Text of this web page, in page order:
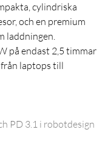
cylindriska
och en premium
laddningen.
på endast 2,5 timmar
laptops till
PD 3.1 i robotdesign